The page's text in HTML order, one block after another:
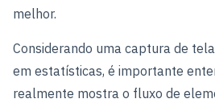
melhor.
Considerando uma captura de
em estatísticas, é importante
realmente mostra o fluxo de